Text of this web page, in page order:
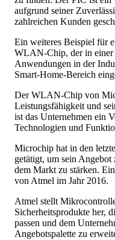
aufgrund seiner
zahlreichen Kunden
Ein weiteres Beispiel für
WLAN-Chip, der in einer
Anwendungen in der
Smart-Home-Bereich
Der WLAN-Chip von
Leistungsfähigkeit und
ist das Unternehmen ein
Technologien und
Microchip hat in den
getätigt, um sein
dem Markt zu stärken.
von Atmel im Jahr 2016.
Atmel stellt
Sicherheitsprodukte her,
passen und dem
Angebotspalette zu